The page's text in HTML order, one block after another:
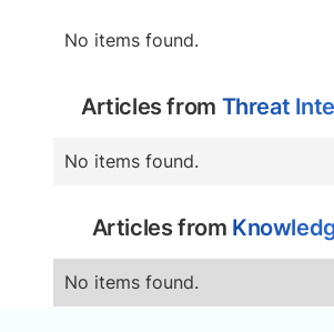
No items found.
Articles from Threat
No items found.
Articles from
No items found.